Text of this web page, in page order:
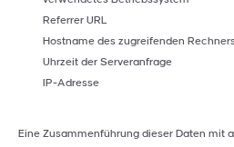
Referrer URL
Hostname des zugreifenden
Uhrzeit der Serveranfrage
IP-Adresse
Eine Zusammenführung dieser Daten mit